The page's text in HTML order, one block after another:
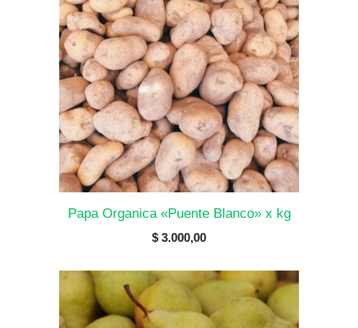
Papa Organica «Puente Blanco» x kg
$ 3.000,00